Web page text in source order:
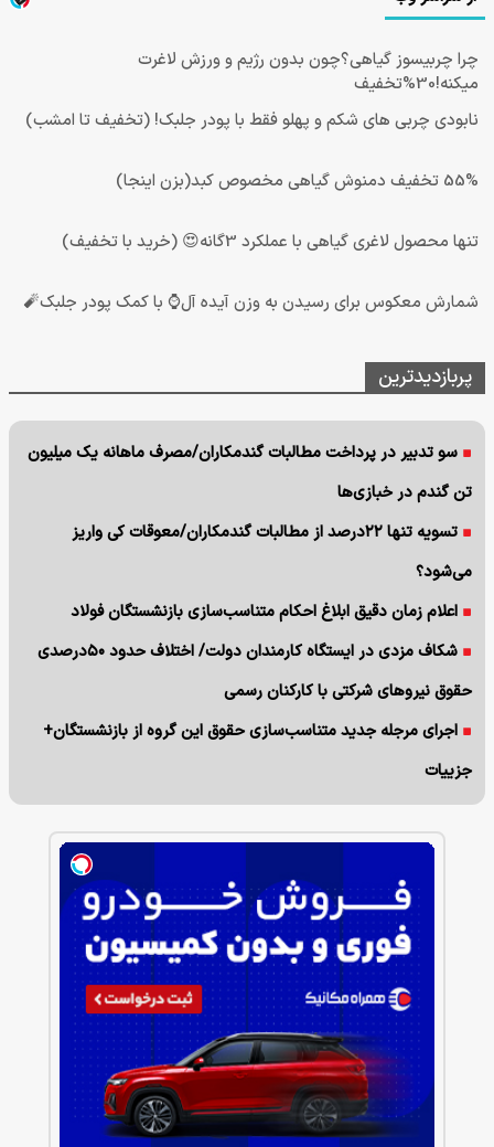
چرا چربیسوز گیاهی؟چون بدون رژیم و ورزش لاغرت
میکنه!30%تخفیف
نابودی چربی های شکم و پهلو فقط با پودر جلبک! (تخفیف تا امشب)
55% تخفیف دمنوش گیاهی مخصوص کبد(بزن اینجا)
تنها محصول لاغری گیاهی با عملکرد 3گانه😍 (خرید با تخفیف)
شمارش معکوس برای رسیدن به وزن آیده آل⌚ با کمک پودر جلبک🧨
پربازدیدترین
سو تدبیر در پرداخت مطالبات گندمکاران/مصرف ماهانه یک میلیون
تن گندم در خبازی‌ها
تسویه تنها ۲۲درصد از مطالبات گندمکاران/معوقات کی واریز
می‌شود؟
اعلام زمان دقیق ابلاغ احکام متناسب‌سازی بازنشستگان فولاد
شکاف مزدی در ایستگاه کارمندان دولت/ اختلاف حدود ۵۰درصدی
حقوق نیروهای شرکتی با کارکنان رسمی
اجرای مرجله جدید متناسب‌سازی حقوق این گروه از بازنشستگان+
جزییات